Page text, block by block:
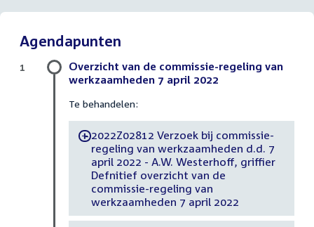
Agendapunten
Overzicht van de commissie-regeling van
werkzaamheden 7 april 2022
Te behandelen:
-2022Z02812 Verzoek bij commissie-
regeling van werkzaamheden d.d. 7
april 2022 - A.W. Westerhoff, griffier
Defnitief overzicht van de
commissie-regeling van
werkzaamheden 7 april 2022
1